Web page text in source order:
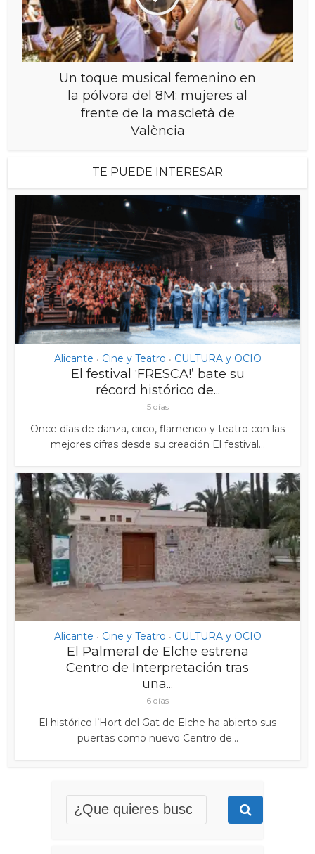
Un toque musical femenino en
la pólvora del 8M: mujeres al
frente de la mascletà de
València
TE PUEDE INTERESAR
Alicante • Cine y Teatro • CULTURA y OCIO
El festival ‘FRESCA!’ bate su
récord histórico de...
5 días
Once días de danza, circo, flamenco y teatro con las
mejores cifras desde su creación El festival...
Alicante • Cine y Teatro • CULTURA y OCIO
El Palmeral de Elche estrena
Centro de Interpretación tras
una...
6 días
El histórico l’Hort del Gat de Elche ha abierto sus
puertas como nuevo Centro de...